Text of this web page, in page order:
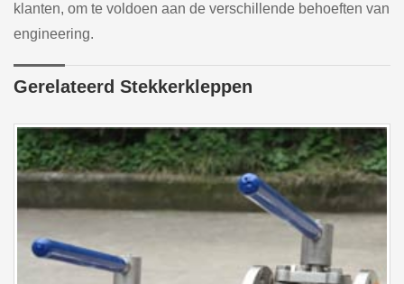
klanten, om te voldoen aan de verschillende behoeften van
engineering.
Gerelateerd Stekkerkleppen